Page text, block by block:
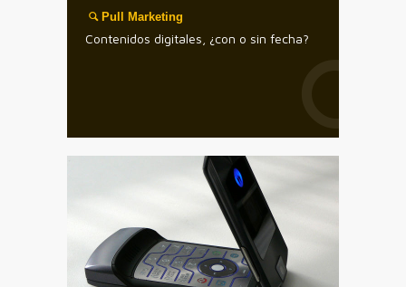
Pull Marketing
Contenidos digitales, ¿con o sin fecha?